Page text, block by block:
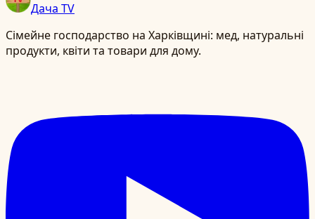
Дача TV
Сімейне господарство на Харківщині: мед, натуральні
продукти, квіти та товари для дому.